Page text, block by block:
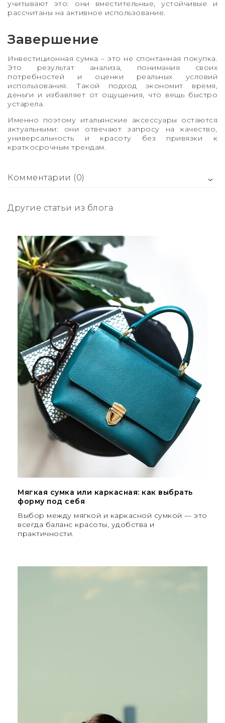
учитывают это: они вместительные, устойчивые и
рассчитаны на активное использование.
Завершение
Инвестиционная сумка – это не спонтанная покупка.
Это результат анализа, понимания своих
потребностей и оценки реальных условий
использования. Такой подход экономит время,
деньги и избавляет от ощущения, что вещь быстро
устарела.
Именно поэтому итальянские аксессуары остаются
актуальными: они отвечают запросу на качество,
универсальность и красоту без привязки к
краткосрочным трендам.
Комментарии (0)
Другие статьи из блога
Мягкая сумка или каркасная: как выбрать
форму под себя
Выбор между мягкой и каркасной сумкой — это
всегда баланс красоты, удобства и
практичности.